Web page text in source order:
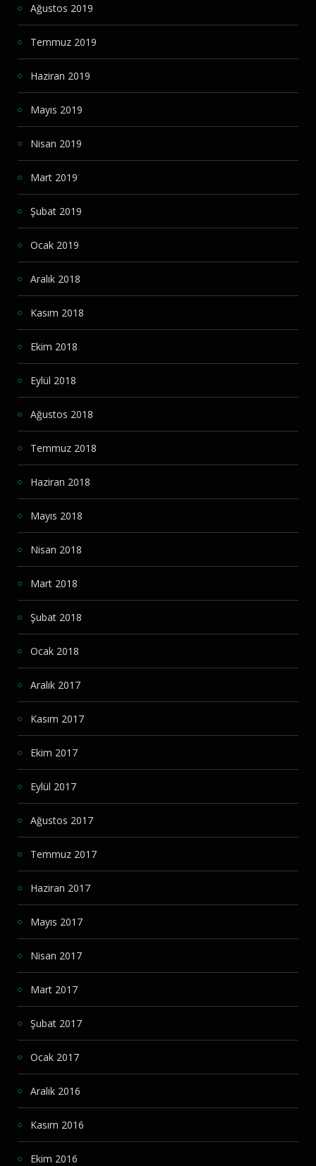
Ağustos 2019
Temmuz 2019
Haziran 2019
Mayıs 2019
Nisan 2019
Mart 2019
Şubat 2019
Ocak 2019
Aralık 2018
Kasım 2018
Ekim 2018
Eylül 2018
Ağustos 2018
Temmuz 2018
Haziran 2018
Mayıs 2018
Nisan 2018
Mart 2018
Şubat 2018
Ocak 2018
Aralık 2017
Kasım 2017
Ekim 2017
Eylül 2017
Ağustos 2017
Temmuz 2017
Haziran 2017
Mayıs 2017
Nisan 2017
Mart 2017
Şubat 2017
Ocak 2017
Aralık 2016
Kasım 2016
Ekim 2016